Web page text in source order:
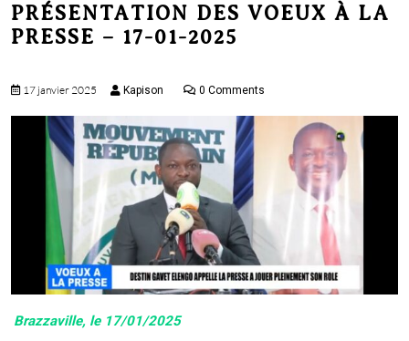
menu
PRÉSENTATION DES VOEUX À LA
PRESSE – 17-01-2025
17 janvier 2025 Kapison 0 Comments
Brazzaville, le 17/01/2025